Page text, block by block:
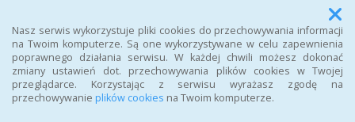
Nasz serwis wykorzystuje pliki cookies do przechowywania informacji
na Twoim komputerze. Są one wykorzystywane w celu zapewnienia
poprawnego działania serwisu. W każdej chwili możesz dokonać
zmiany ustawień dot. przechowywania plików cookies w Twojej
przeglądarce. Korzystając z serwisu wyrażasz zgodę na
przechowywanie plików cookies na Twoim komputerze.
Menu
Biuletyn Informacji Publicznej 107 Szpitala Wojskowego z
Przychodnią SPZOZ w Wałczu